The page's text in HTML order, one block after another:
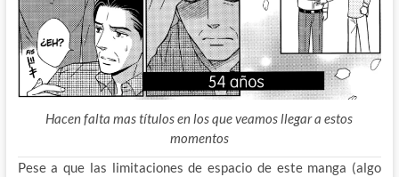
Hacen falta mas títulos en los que veamos llegar a estos
momentos
Pese a que las limitaciones de espacio de este manga (algo